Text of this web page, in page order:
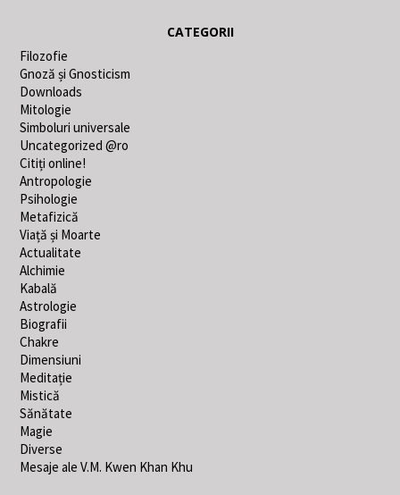
CATEGORII
Filozofie
Gnoză și Gnosticism
Downloads
Mitologie
Simboluri universale
Uncategorized @ro
Citiți online!
Antropologie
Psihologie
Metafizică
Viață și Moarte
Actualitate
Alchimie
Kabală
Astrologie
Biografii
Chakre
Dimensiuni
Meditație
Mistică
Sănătate
Magie
Diverse
Mesaje ale V.M. Kwen Khan Khu